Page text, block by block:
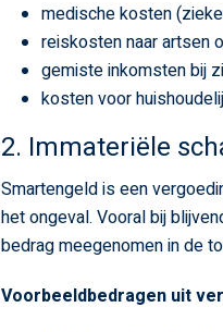
medische kosten
reiskosten naar artsen
gemiste inkomsten bij
kosten voor
2. Immateriële
Smartengeld is een
het ongeval. Vooral bij
bedrag meegenomen in de
Voorbeeldbedragen uit